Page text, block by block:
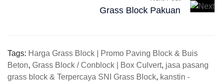
Grass Block Pakuan
Tags: Harga Grass Block | Promo Paving Block & Buis
Beton, Grass Block / Conblock | Box Culvert, jasa pasang
grass block & Terpercaya SNI Grass Block, kanstin -